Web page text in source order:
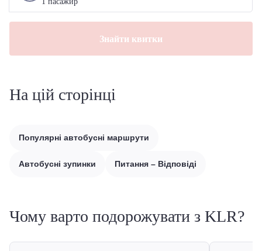
Знайти квитки
На цій сторінці
Популярні автобусні маршрути
Автобусні зупинки Питання – Відповіді
Чому варто подорожувати з KLR?